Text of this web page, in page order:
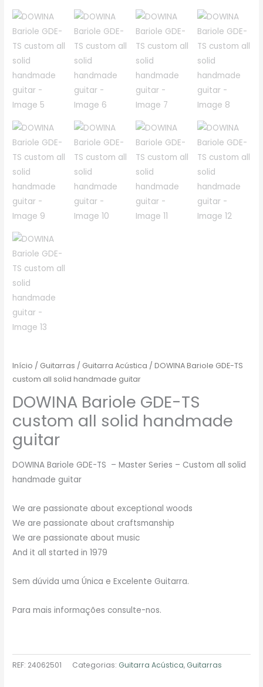
Início / Guitarras / Guitarra Acústica / DOWINA Bariole GDE-TS
custom all solid handmade guitar
DOWINA Bariole GDE-TS
custom all solid handmade
guitar
DOWINA Bariole GDE-TS – Master Series – Custom all solid
handmade guitar
We are passionate about exceptional woods
We are passionate about craftsmanship
We are passionate about music
And it all started in 1979
Sem dúvida uma Única e Excelente Guitarra.
Para mais informações consulte-nos.
REF: 24062501 Categorias: Guitarra Acústica, Guitarras